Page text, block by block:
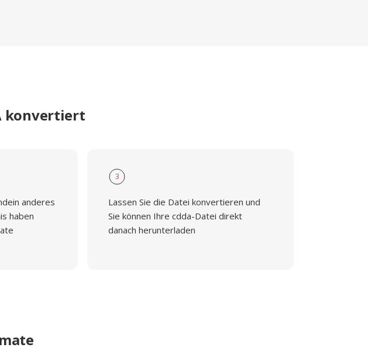
konvertiert
anderes
haben
3
Lassen Sie die Datei konvertieren und
Sie können Ihre cdda-Datei direkt
danach herunterladen